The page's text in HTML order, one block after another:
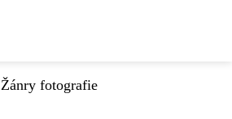
Žánry fotografie